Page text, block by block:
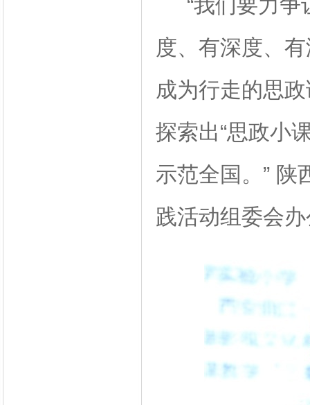
“我们要力争
度、有深度、
成为行走的思
探索出“思政小
示范全国。” 陕
践活动组委会